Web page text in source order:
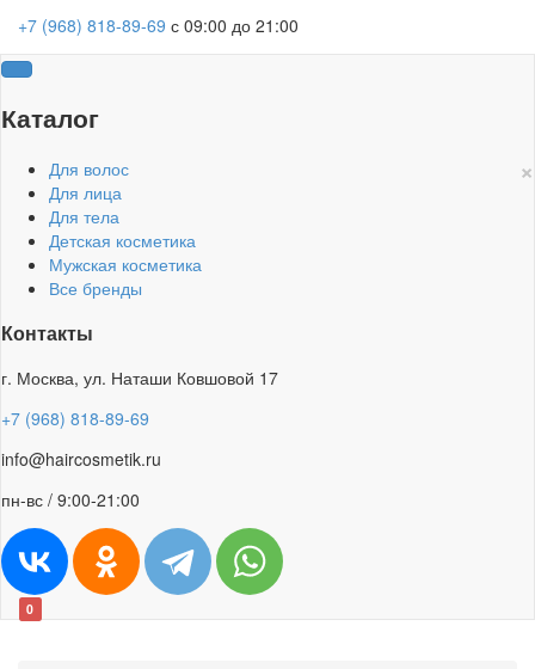
+7 (968) 818-89-69 с 09:00 до 21:00
Каталог
×
Для волос
Для лица
Для тела
Детская косметика
Мужская косметика
Все бренды
Контакты
г. Москва, ул. Наташи Ковшовой 17
+7 (968) 818-89-69
info@haircosmetik.ru
пн-вс / 9:00-21:00
0